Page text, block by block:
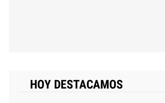
HOY DESTACAMOS